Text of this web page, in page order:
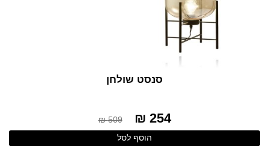
סנסט שולחן
254 ₪
509 ₪
הוסף לסל